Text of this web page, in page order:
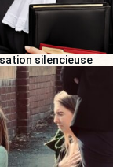
silencieuse